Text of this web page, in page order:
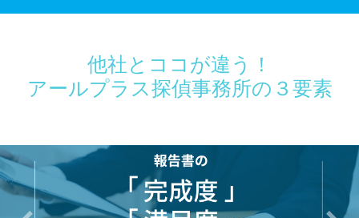
他社とココが違う！
アールプラス探偵事務所の３要素